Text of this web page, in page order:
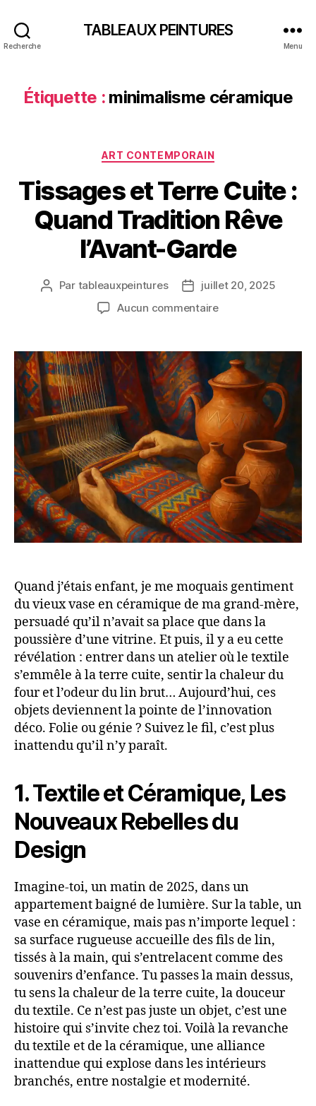
Recherche
TABLEAUX PEINTURES
Menu
Étiquette : minimalisme céramique
Catégories
ART CONTEMPORAIN
Tissages et Terre Cuite :
Quand Tradition Rêve
l’Avant-Garde
Auteur
Par tableauxpeintures
Datejuillet 20, 2025
Aucun commentairesur
Terre
Cuite
:
Quand
Tradition
Rêve
l’Avant-
Garde
Quand j’étais enfant, je me moquais gentiment
du vieux vase en céramique de ma grand-mère,
persuadé qu’il n’avait sa place que dans la
poussière d’une vitrine. Et puis, il y a eu cette
révélation : entrer dans un atelier où le textile
s’emmêle à la terre cuite, sentir la chaleur du
four et l’odeur du lin brut… Aujourd’hui, ces
objets deviennent la pointe de l’innovation
déco. Folie ou génie ? Suivez le fil, c’est plus
inattendu qu’il n’y paraît.
1. Textile et Céramique, Les
Nouveaux Rebelles du
Design
Imagine-toi, un matin de 2025, dans un
appartement baigné de lumière. Sur la table, un
vase en céramique, mais pas n’importe lequel :
sa surface rugueuse accueille des fils de lin,
tissés à la main, qui s’entrelacent comme des
souvenirs d’enfance. Tu passes la main dessus,
tu sens la chaleur de la terre cuite, la douceur
du textile. Ce n’est pas juste un objet, c’est une
histoire qui s’invite chez toi. Voilà la revanche
du textile et de la céramique, une alliance
inattendue qui explose dans les intérieurs
branchés, entre nostalgie et modernité.